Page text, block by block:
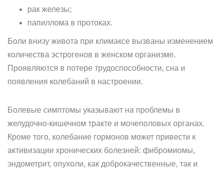
рак железы;
папиллома в протоках.
Боли внизу живота при климаксе вызваны изменением
количества эстрогенов в женском организме.
Проявляются в потере трудоспособности, сна и
появления колебаний в настроении.
Болевые симптомы указывают на проблемы в
желудочно-кишечном тракте и мочеполовых органах.
Кроме того, колебание гормонов может привести к
активизации хронических болезней: фибромиомы,
эндометрит, опухоли, как доброкачественные, так и